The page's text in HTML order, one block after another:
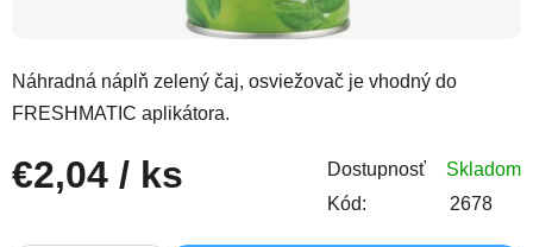
Náhradná náplň zelený čaj, osviežovač je vhodný do
FRESHMATIC aplikátora.
€2,04 / ks Dostupnosť
Skladom
Kód:
2678